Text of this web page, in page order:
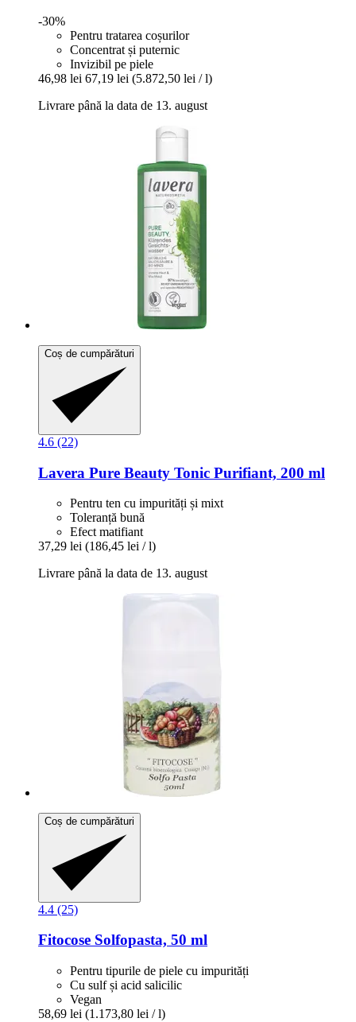
-30%
Pentru tratarea coșurilor
Concentrat și puternic
Invizibil pe piele
46,98 lei 67,19 lei (5.872,50 lei / l)
Livrare până la data de 13. august
Coș de cumpărături
4.6 (22)
Lavera Pure Beauty Tonic Purifiant, 200 ml
Pentru ten cu impurități și mixt
Toleranță bună
Efect matifiant
37,29 lei (186,45 lei / l)
Livrare până la data de 13. august
Coș de cumpărături
4.4 (25)
Fitocose Solfopasta, 50 ml
Pentru tipurile de piele cu impurități
Cu sulf și acid salicilic
Vegan
58,69 lei (1.173,80 lei / l)